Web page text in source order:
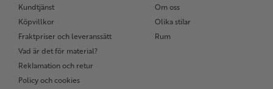
Kundtjänst
Köpvillkor
Fraktpriser och leveranssätt
Vad är det för material?
Reklamation och retur
Policy och cookies
Om oss
Olika stilar
Rum